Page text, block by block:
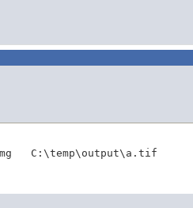
C:\temp\output\a.tif